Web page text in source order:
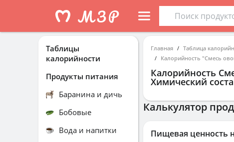
Главная Таблица
Калорийность "Смесь
Калорийность
Химический
Калькулятор
Пищевая ценность
Таблицы
калорийности
Продукты питания
Баранина и дичь
Бобовые
Вода и напитки